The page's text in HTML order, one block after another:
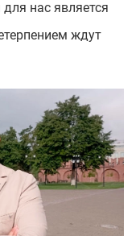
нас является
ждут